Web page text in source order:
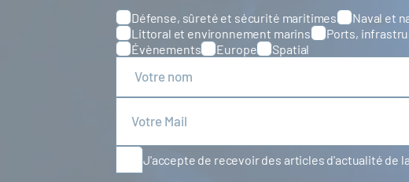
Catégories
Défense, sûreté et sécurité maritimes Naval et
Littoral et environnement marins
Ports,
Évènements
Europe Spatial
J'accepte de recevoir des articles d'actualité de